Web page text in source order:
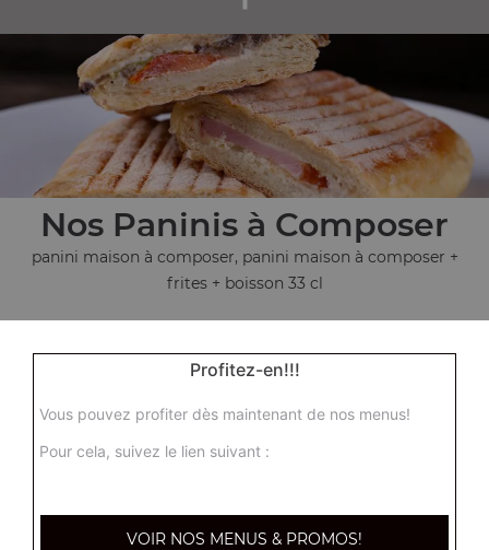
Nos Paninis à Composer
panini maison à composer, panini maison à composer +
frites + boisson 33 cl
+
Profitez-en!!!
Vous pouvez profiter dès maintenant de nos menus!
Pour cela, suivez le lien suivant :
VOIR NOS MENUS & PROMOS!